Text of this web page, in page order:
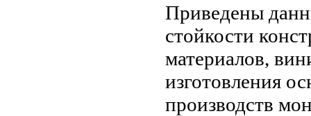
Приведены
стойкости
материалов,
изготовления
производств